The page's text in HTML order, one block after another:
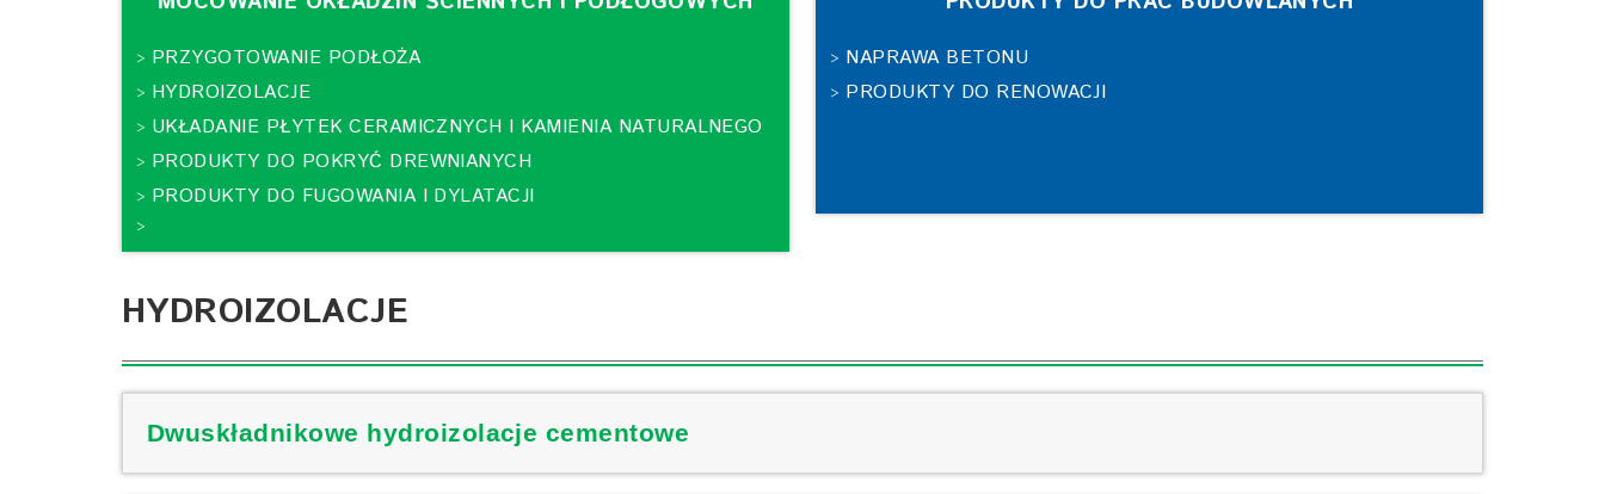
> PRZYGOTOWANIE PODŁOŻA
> HYDROIZOLACJE
> UKŁADANIE PŁYTEK CERAMICZNYCH I KAMIENIA NATURALNEGO
> PRODUKTY DO POKRYĆ DREWNIANYCH
> PRODUKTY DO FUGOWANIA I DYLATACJI
>
> NAPRAWA BETONU
> PRODUKTY DO RENOWACJI
HYDROIZOLACJE
Dwuskładnikowe hydroizolacje cementowe